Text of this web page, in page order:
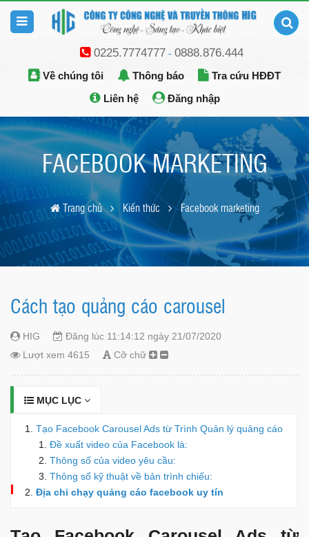
0225.7774777- 0888.876.444
Về chúng tôi Thông báo
Tra cứu HĐĐT
Liên hệ
Đăng nhập
FACEBOOK MARKETING
Trang chủ Kiến thức Facebook marketing
Cách tạo quảng cáo carousel
HIG
Đăng lúc 11:14:12 ngày 21/07/2020
Lượt xem 4615
Cỡ chữ
MỤC LỤC
Tạo Facebook Carousel Ads từ Trình Quản lý quảng cáo
Đề xuất video của Facebook là:
Thông số của video yêu cầu:
Thông số kỹ thuật về bản trình chiếu:
Địa chỉ chạy quảng cáo facebook uy tín